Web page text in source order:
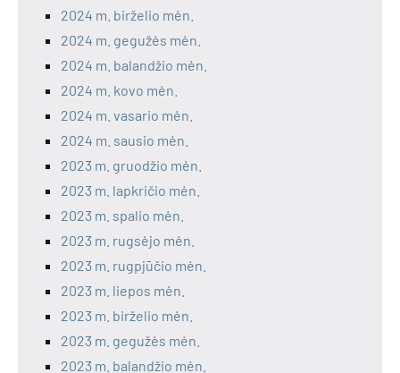
2024 m. birželio mėn.
2024 m. gegužės mėn.
2024 m. balandžio mėn.
2024 m. kovo mėn.
2024 m. vasario mėn.
2024 m. sausio mėn.
2023 m. gruodžio mėn.
2023 m. lapkričio mėn.
2023 m. spalio mėn.
2023 m. rugsėjo mėn.
2023 m. rugpjūčio mėn.
2023 m. liepos mėn.
2023 m. birželio mėn.
2023 m. gegužės mėn.
2023 m. balandžio mėn.